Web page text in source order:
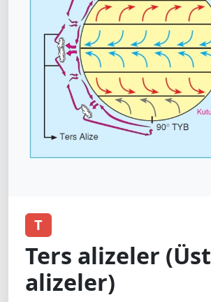
T
Ters alizeler (Üst
alizeler)